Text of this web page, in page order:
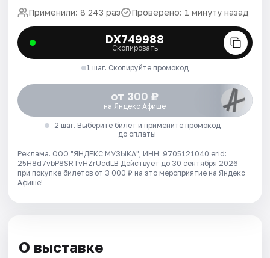
Применили: 8 243 раз Проверено: 1 минуту назад
DX749988
Скопировать
1 шаг. Скопируйте промокод
от 300 ₽
на Яндекс Афише
2 шаг. Выберите билет и примените промокод
до оплаты
Реклама. ООО "ЯНДЕКС МУЗЫКА", ИНН: 9705121040 erid:
25H8d7vbP8SRTvHZrUcdLB Действует до 30 сентября 2026
при покупке билетов от 3 000 ₽ на это мероприятие на Яндекс
Афише!
О выставке